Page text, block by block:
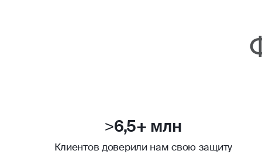
>6,5+ млн
Клиентов доверили нам свою защиту